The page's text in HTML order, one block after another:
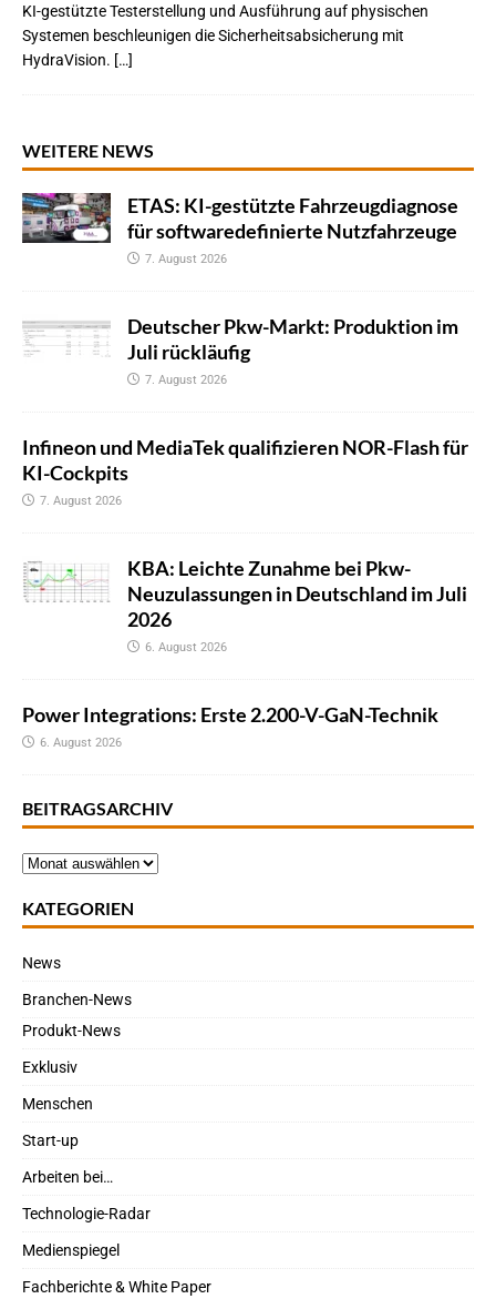
KI-gestützte Testerstellung und Ausführung auf physischen
Systemen beschleunigen die Sicherheitsabsicherung mit
HydraVision. […]
WEITERE NEWS
ETAS: KI-gestützte Fahrzeugdiagnose
für softwaredefinierte Nutzfahrzeuge
7. August 2026
Deutscher Pkw-Markt: Produktion im
Juli rückläufig
7. August 2026
Infineon und MediaTek qualifizieren NOR-Flash für
KI-Cockpits
7. August 2026
KBA: Leichte Zunahme bei Pkw-
Neuzulassungen in Deutschland im Juli
2026
6. August 2026
Power Integrations: Erste 2.200-V-GaN-Technik
6. August 2026
BEITRAGSARCHIV
KATEGORIEN
News
Branchen-News
Produkt-News
Exklusiv
Menschen
Start-up
Arbeiten bei…
Technologie-Radar
Medienspiegel
Fachberichte & White Paper